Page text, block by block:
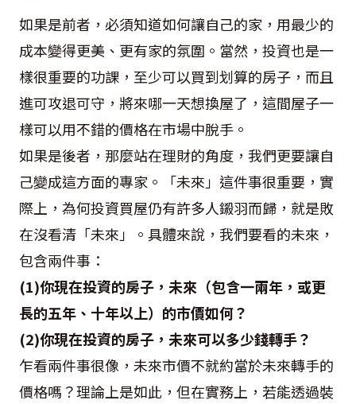
如果是前者，必須知道如何讓自己的家，用最少的
成本變得更美、更有家的氛圍。當然，投資也是一
樣很重要的功課，至少可以買到划算的房子，而且
進可攻退可守，將來哪一天想換屋了，這間屋子一
樣可以用不錯的價格在市場中脫手。
如果是後者，那麼站在理財的角度，我們更要讓自
己變成這方面的專家。「未來」這件事很重要，實
際上，為何投資買屋仍有許多人鎩羽而歸，就是敗
在沒看清「未來」。具體來說，我們要看的未來，
包含兩件事：
(1)你現在投資的房子，未來（包含一兩年，或更
長的五年、十年以上）的市價如何？
(2)你現在投資的房子，未來可以多少錢轉手？
乍看兩件事很像，未來市價不就約當於未來轉手的
價格嗎？理論上是如此，但在實務上，若能透過裝